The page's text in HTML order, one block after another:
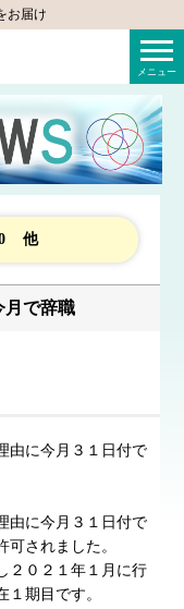
お届け
敷ケーブルテレビ）
メニュー
他
で辞職
由に今月３１日付で
由に今月３１日付で
されました。
２０２１年１月に行
期目です。